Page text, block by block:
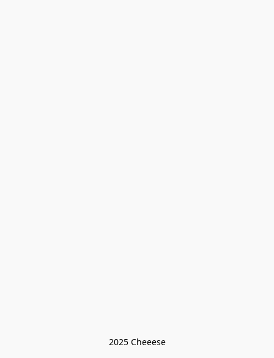
2025 Cheeese